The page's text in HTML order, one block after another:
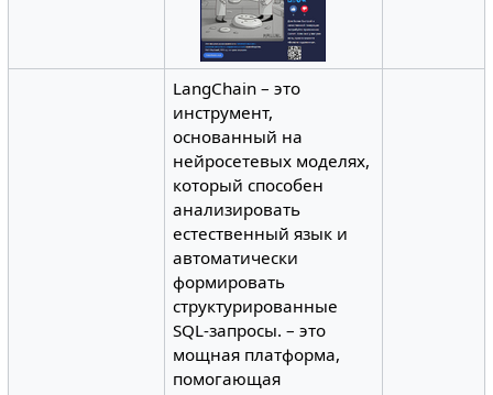
LangChain – это
инструмент,
основанный на
нейросетевых моделях,
который способен
анализировать
естественный язык и
автоматически
формировать
структурированные
SQL-запросы. – это
мощная платформа,
помогающая